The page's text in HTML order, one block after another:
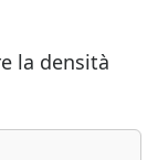
la densità